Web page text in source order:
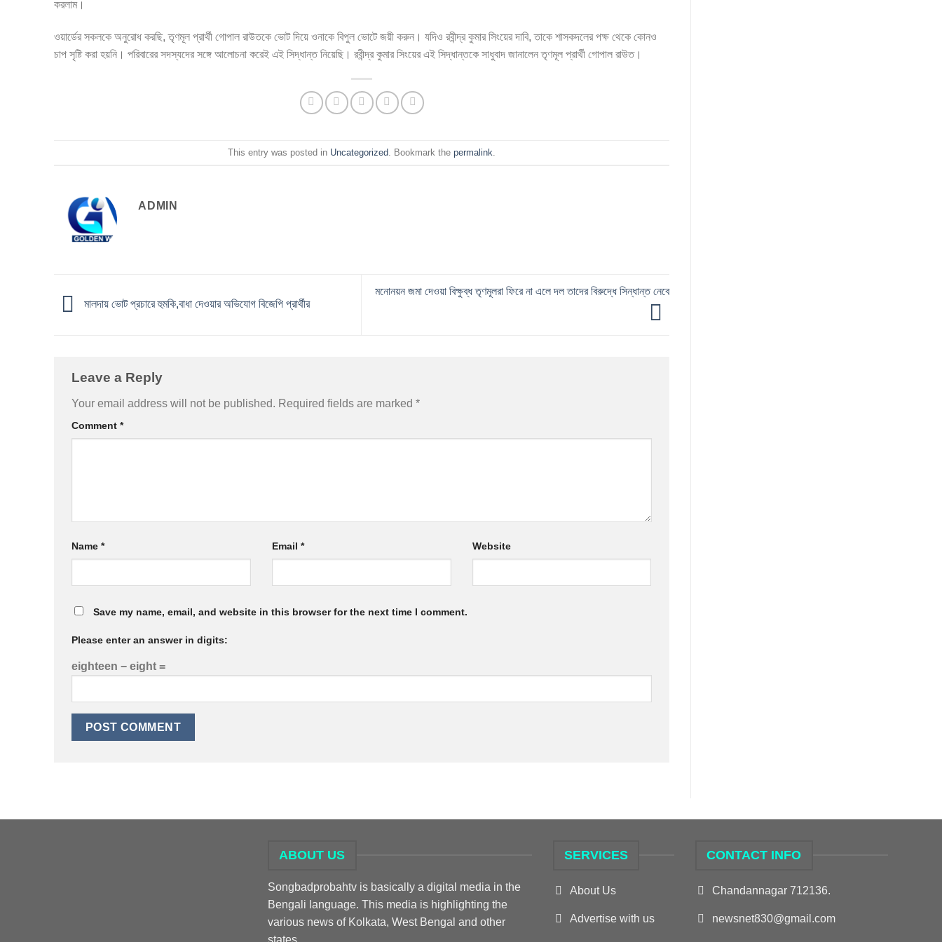
করলাম।
ওয়ার্ডের সকলকে অনুরোধ করছি, তৃণমূল প্রার্থী গোপাল রাউতকে ভোট দিয়ে ওনাকে বিপুল ভোটে জয়ী করুন। যদিও রবীন্দ্র কুমার সিংয়ের দাবি, তাকে শাসকদলের পক্ষ থেকে কোনও
চাপ সৃষ্টি করা হয়নি। পরিবারের সদস্যদের সঙ্গে আলোচনা করেই এই সিদ্ধান্ত নিয়েছি। রবীন্দ্র কুমার সিংয়ের এই সিদ্ধান্তকে সাধুবাদ জানালেন তৃণমূল প্রার্থী গোপাল রাউত।
This entry was posted in Uncategorized. Bookmark the permalink
ADMIN
মালদায় ভোট প্রচারে হুমকি,বাধা দেওয়ার অভিযোগ বিজেপি প্রার্থীর
মনোনয়ন জমা দেওয়া বিক্ষুব্ধ তৃণমূলরা ফিরে না এলে দল তাদের বিরুদ্ধে সিন্ধান্ত নেবে
Leave a Reply
Your email address will not be published. Required fields are marked *
Comment *
Name * Email * Website
Save my name, email, and website in this browser for the next time I comment.
Please enter an answer in digits:
eighteen − eight =
ABOUT US
Songbadprobahtv is basically a digital media in the
Bengali language. This media is highlighting the
various news of Kolkata, West Bengal and other
states.
SERVICES
About Us
Advertise with us
CONTACT INFO
Chandannagar 712136.
newsnet830@gmail.com